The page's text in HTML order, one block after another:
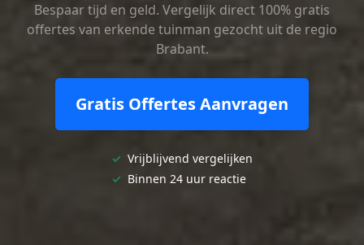
Bespaar tijd en geld. Vergelijk direct 100% gratis
offertes van erkende tuinman gezocht uit de regio
Brabant.
Gratis Offertes Aanvragen
✓ Vrijblijvend vergelijken
✓ Binnen 24 uur reactie